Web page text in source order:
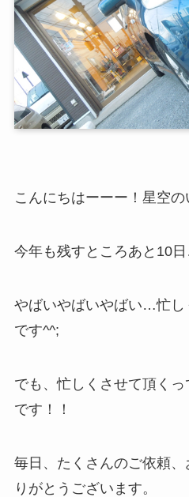
こんにちはーーー！星空の
今年も残すところあと10
やばいやばいやばい…忙し
です^^;
でも、忙しくさせて頂く
です！！
毎日、たくさんのご依頼
りがとうございます。